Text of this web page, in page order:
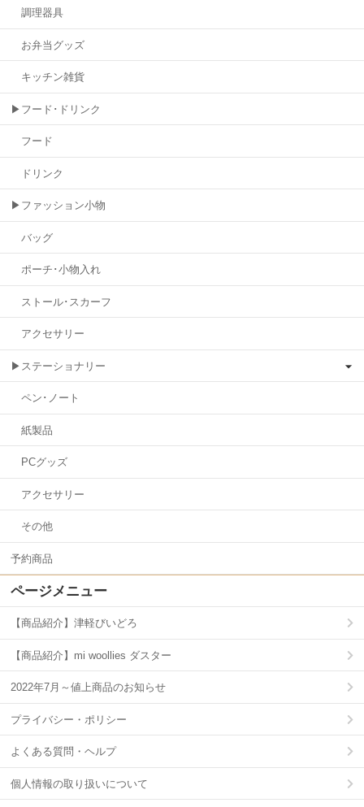
調理器具
お弁当グッズ
キッチン雑貨
▶フード･ドリンク
フード
ドリンク
▶ファッション小物
バッグ
ポーチ･小物入れ
ストール･スカーフ
アクセサリー
▶ステーショナリー
ペン･ノート
紙製品
PCグッズ
アクセサリー
その他
予約商品
ページメニュー
【商品紹介】津軽びいどろ
【商品紹介】mi woollies ダスター
2022年7月～値上商品のお知らせ
プライバシー・ポリシー
よくある質問・ヘルプ
個人情報の取り扱いについて